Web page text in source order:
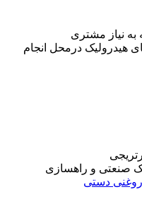
به نیاز مشتری
هیدرولیک درمحل انجام
صنعتی و راهسازی
دستی